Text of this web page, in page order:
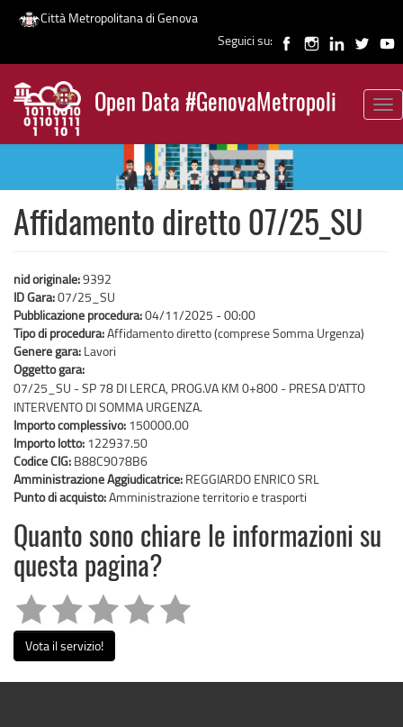
Salta
contenuto
principale
Città Metropolitana di Genova
Seguici su:
Open Data #GenovaMetropoli
News
Affidamento diretto 07/25_SU
nid originale:9392
ID Gara:07/25_SU
Pubblicazione procedura:04/11/2025 - 00:00
Tipo di procedura:Affidamento diretto (comprese Somma Urgenza)
Genere gara: Lavori
Oggetto gara:
07/25_SU - SP 78 DI LERCA, PROG.VA KM 0+800 - PRESA D'ATTO
INTERVENTO DI SOMMA URGENZA.
Importo complessivo: 150000.00
Importo lotto: 122937.50
Codice CIG: B88C9078B6
Amministrazione Aggiudicatrice: REGGIARDO ENRICO SRL
Punto di acquisto:Amministrazione territorio e trasporti
Quanto sono chiare le informazioni su
questa pagina?
Vota il servizio!